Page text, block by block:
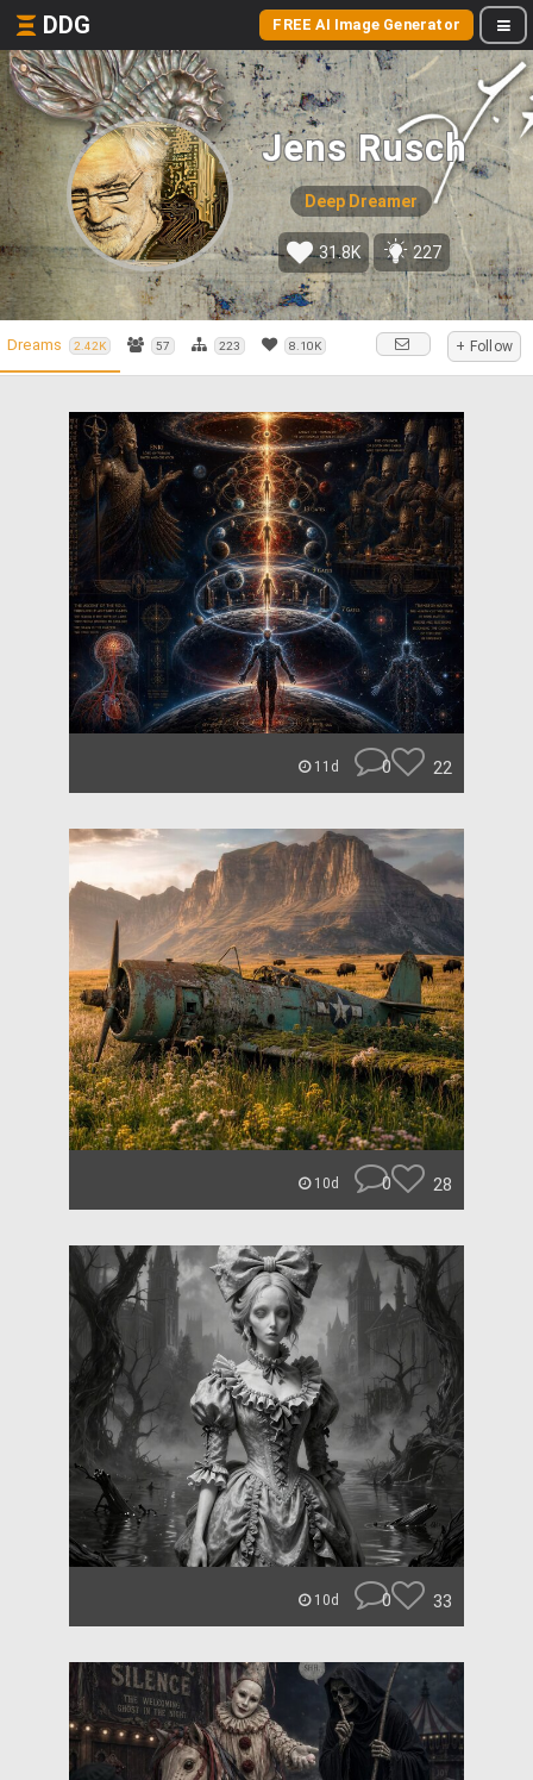
DDG FREE AI Image Generator
Jens Rusch
Deep Dreamer
31.8K 227
Dreams 2.42K 57 223 8.10K + Follow
11d 0 22
10d 0 28
10d 0 33